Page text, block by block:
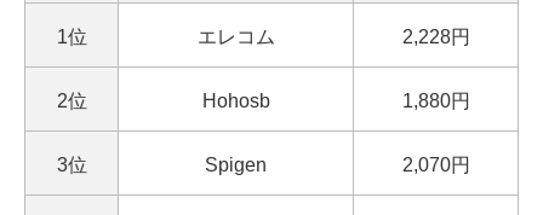
1位 エレコム 2,228円
2位 Hohosb 1,880円
3位 Spigen 2,070円